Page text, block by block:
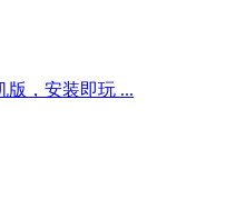
版，安装即玩 ...